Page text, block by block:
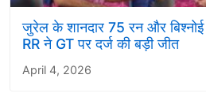
जुरेल के शानदार 75 रन और
RR ने GT पर दर्ज की बड़ी जीत
April 4, 2026